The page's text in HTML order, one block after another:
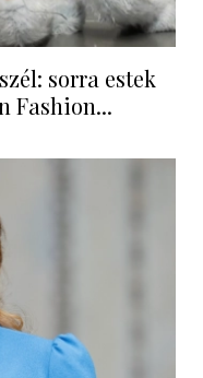
sorra estek
Fashion...